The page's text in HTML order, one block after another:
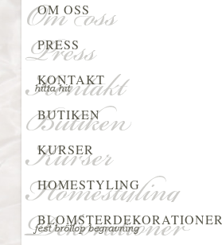
OM OSS
PRESS
KONTAKT
BUTIKEN
KURSER
HOMESTYLING
BLOMSTERDEKORATIONER